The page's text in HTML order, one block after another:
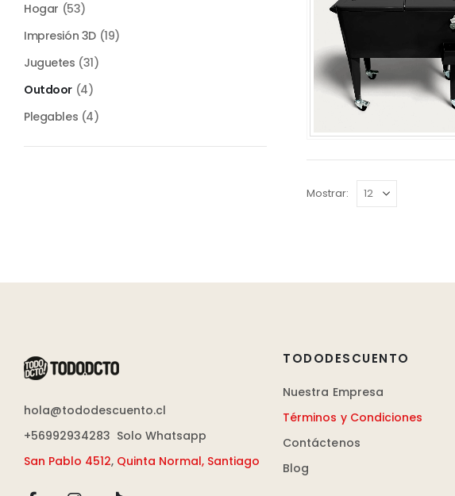
Mostrar:
Hogar (53)
Impresión 3D (19)
Juguetes (31)
Outdoor (4)
Plegables (4)
hola@tododescuento.cl
+56992934283 Solo Whatsapp
San Pablo 4512, Quinta Normal, Santiago
TODODESCUENTO
Nuestra Empresa
Términos y Condiciones
Contáctenos
Blog